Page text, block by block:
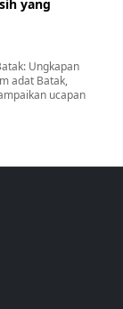
yang
Ungkapan
adat Batak,
ucapan